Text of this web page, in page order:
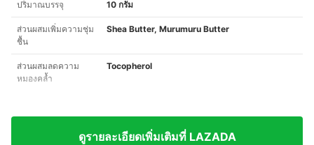
ปริมาณบรรจุ 10 กรัม
ส่วนผสมเพิ่มความชุ่ม
ชื้น
Shea Butter, Murumuru Butter
ส่วนผสมลดความ
หมองคล้ำ
Tocopherol
ดูรายละเอียดเพิ่มเติมที่ LAZADA